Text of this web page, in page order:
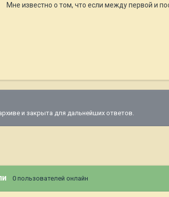
Мне известно о том, что если между первой и
и закрыта для дальнейших ответов.
0 пользователей онлайн